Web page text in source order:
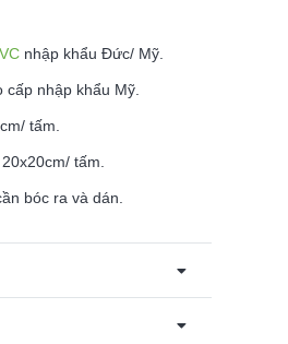
nhập khẩu Đức/ Mỹ.
cấp nhập khẩu Mỹ.
tấm.
tấm.
bóc ra và dán.